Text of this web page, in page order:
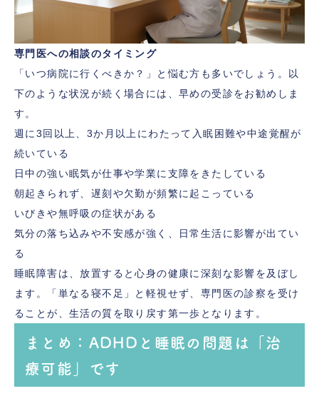
専門医への相談のタイミング
「いつ病院に行くべきか？」と悩む方も多いでしょう。以
下のような状況が続く場合には、早めの受診をお勧めしま
す。
週に3回以上、3か月以上にわたって入眠困難や中途覚醒が
続いている
日中の強い眠気が仕事や学業に支障をきたしている
朝起きられず、遅刻や欠勤が頻繁に起こっている
いびきや無呼吸の症状がある
気分の落ち込みや不安感が強く、日常生活に影響が出てい
る
睡眠障害は、放置すると心身の健康に深刻な影響を及ぼし
ます。「単なる寝不足」と軽視せず、専門医の診察を受け
ることが、生活の質を取り戻す第一歩となります。
まとめ：ADHDと睡眠の問題は「治
療可能」です